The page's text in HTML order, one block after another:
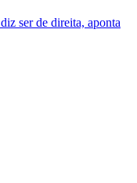
ser de direita, aponta